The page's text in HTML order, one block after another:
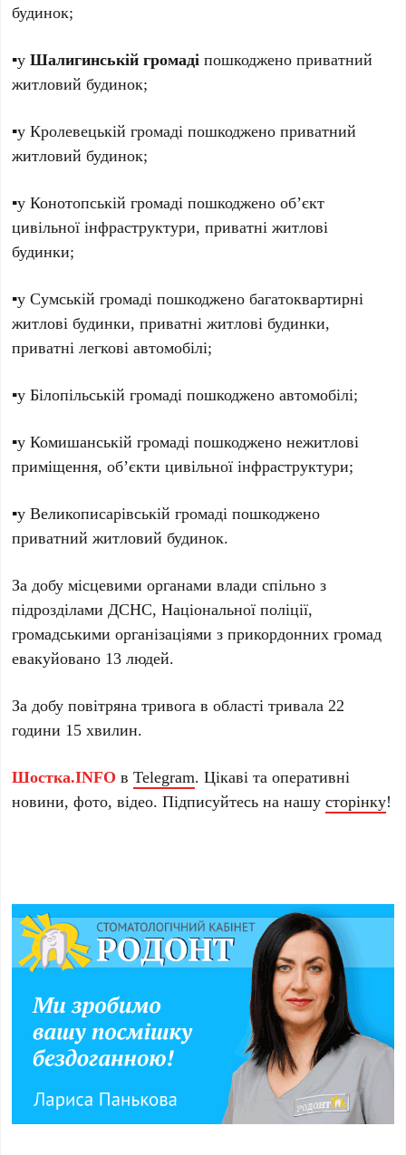
будинок;
▪️уШалигинській громаді пошкоджено приватний
житловий будинок;
▪️у Кролевецькій громаді пошкоджено приватний
житловий будинок;
▪️у Конотопській громаді пошкоджено об’єкт
цивільної інфраструктури, приватні житлові
будинки;
▪️у Сумській громаді пошкоджено багатоквартирні
житлові будинки, приватні житлові будинки,
приватні легкові автомобілі;
▪️у Білопільській громаді пошкоджено автомобілі;
▪️у Комишанській громаді пошкоджено нежитлові
приміщення, об’єкти цивільної інфраструктури;
▪️у Великописарівській громаді пошкоджено
приватний житловий будинок.
За добу місцевими органами влади спільно з
підрозділами ДСНС, Національної поліції,
громадськими організаціями з прикордонних громад
евакуйовано 13 людей.
За добу повітряна тривога в області тривала 22
години 15 хвилин.
Шостка.INFO вTelegram. Цікаві та оперативні
новини, фото, відео. Підписуйтесь на нашусторінку!